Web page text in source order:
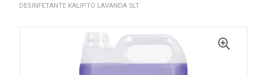
DESINFETANTE KALIPTO LAVANDA 5LT